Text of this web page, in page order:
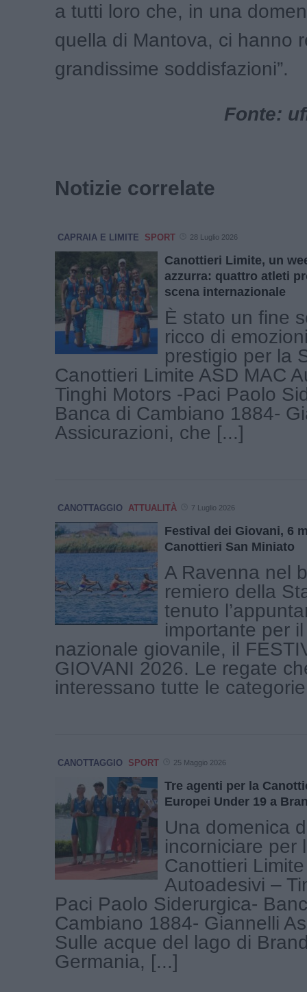
a tutti loro che, in una
quella di Mantova, ci hanno
grandissime soddisfazioni”.
Fonte:
Notizie correlate
CAPRAIA E LIMITE SPORT 28 Luglio 2026
Canottieri Limite, un
azzurra: quattro atleti
scena internazionale
È stato un fine
ricco di
prestigio per la
Canottieri Limite ASD MAC
Tinghi Motors -Paci Paolo
Banca di Cambiano 1884-
Assicurazioni, che [...]
CANOTTAGGIO ATTUALITÀ 7 Luglio 2026
Festival dei Giovani, 6
Canottieri San Miniato
A Ravenna nel
remiero della
tenuto
importante per
nazionale giovanile, il
GIOVANI 2026. Le regate
interessano tutte le
CANOTTAGGIO SPORT 25 Maggio 2026
Tre agenti per la
Europei Under 19 a
Una domenica
incorniciare per
Canottieri
Autoadesivi –
Paci Paolo Siderurgica-
Cambiano 1884- Giannelli
Sulle acque del lago di
Germania, [...]